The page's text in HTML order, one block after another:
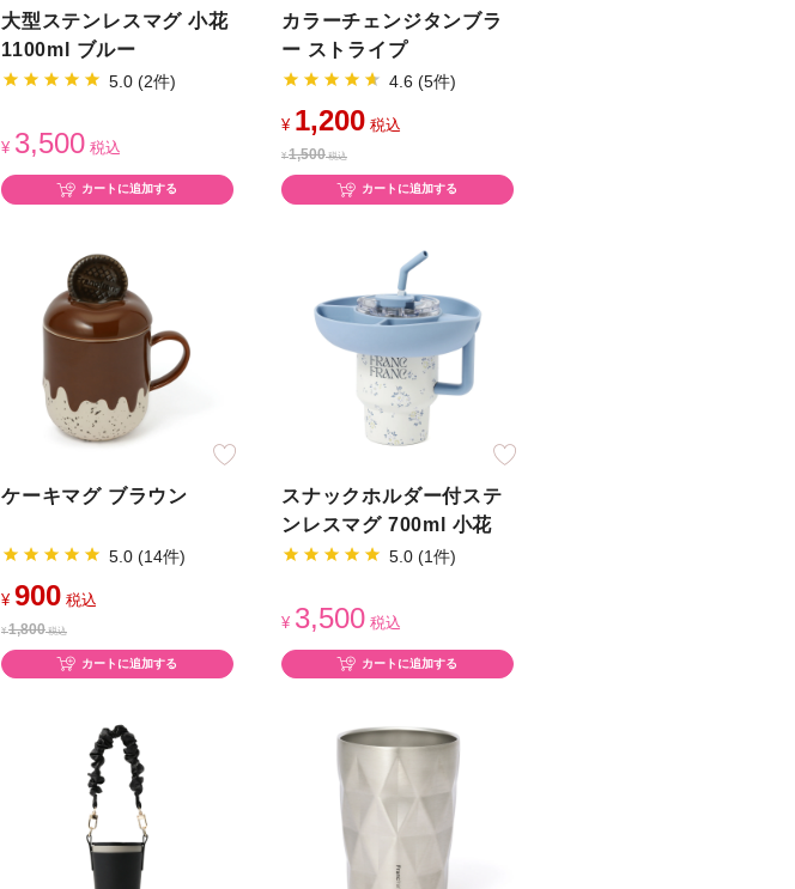
大型ステンレスマグ 小花
1100ml ブルー
5.0 (2件)
¥ 3,500税込
カートに追加する
カラーチェンジタンブラ
ー ストライプ
4.6 (5件)
¥ 1,200税込
¥1,500税込
カートに追加する
ケーキマグ ブラウン
5.0 (14件)
¥ 900税込
¥1,800税込
カートに追加する
スナックホルダー付ステ
ンレスマグ 700ml 小花
5.0 (1件)
¥ 3,500税込
カートに追加する